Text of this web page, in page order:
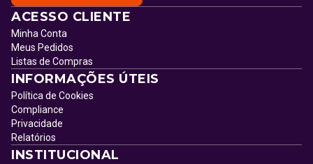
ACESSO CLIENTE
Minha Conta
Meus Pedidos
Listas de Compras
INFORMAÇÕES ÚTEIS
Política de Cookies
Compliance
Privacidade
Relatórios
INSTITUCIONAL